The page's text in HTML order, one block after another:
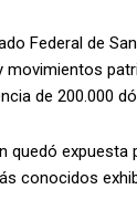
Federal de
movimientos
de 200.000
quedó
conocidos